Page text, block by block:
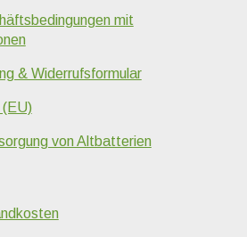
mit
& Widerrufsformular
(EU)
von Altbatterien